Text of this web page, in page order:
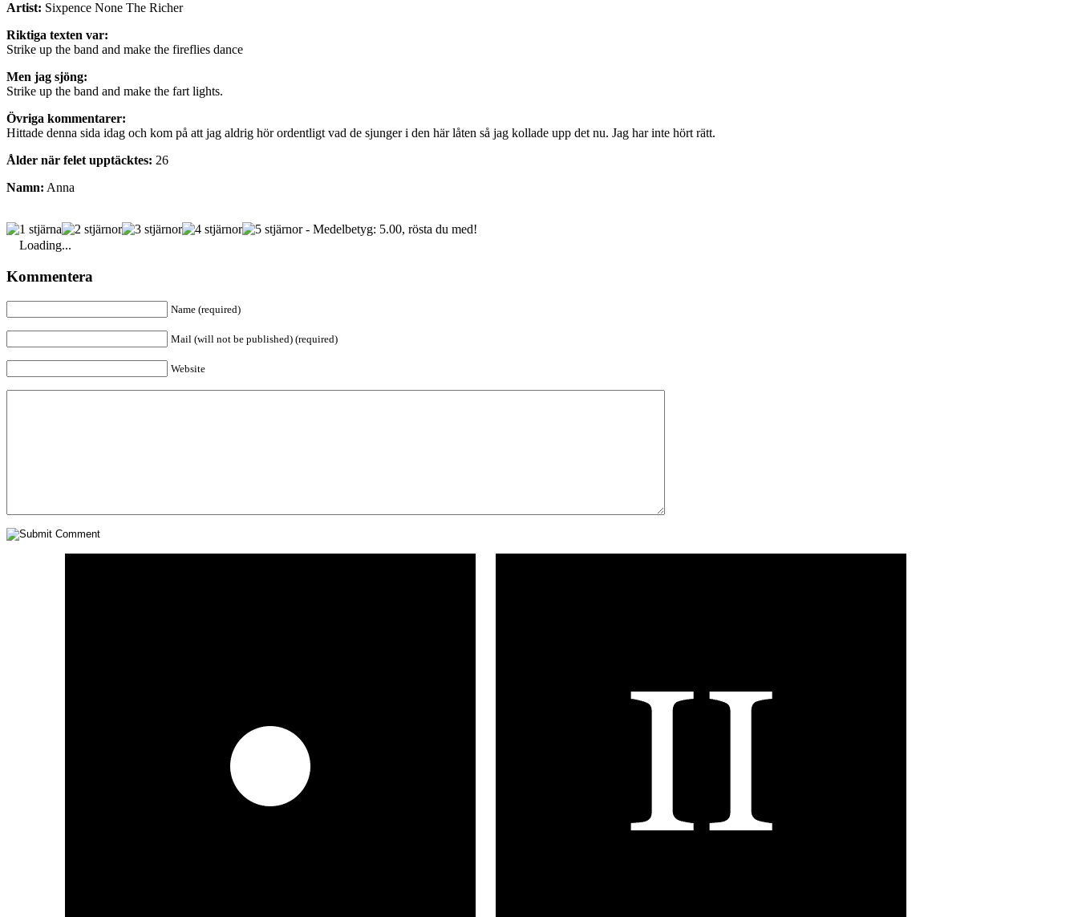
Artist: Sixpence None The Richer
Riktiga texten var:
Strike up the band and make the fireflies dance
Men jag sjöng:
Strike up the band and make the fart lights.
Övriga kommentarer:
Hittade denna sida idag och kom på att jag aldrig hör ordentligt vad de sjunger i den här låten så jag kollade upp det nu. Jag har inte hört rätt.
Ålder när felet upptäcktes: 26
Namn: Anna
- Medelbetyg: 5.00, rösta du med!
Loading...
Kommentera
Name (required)
Mail (will not be published) (required)
Website